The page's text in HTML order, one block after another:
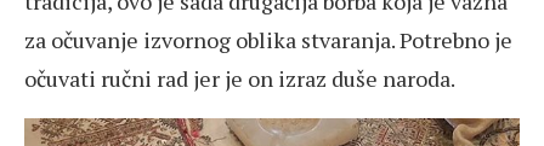
za očuvanje izvornog oblika stvaranja. Potrebno je
očuvati ručni rad jer je on izraz duše naroda.